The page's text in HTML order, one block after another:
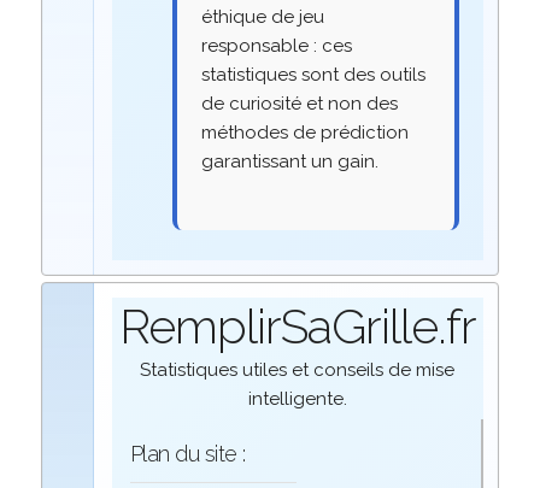
éthique de jeu
responsable : ces
statistiques sont des outils
de curiosité et non des
méthodes de prédiction
garantissant un gain.
RemplirSaGrille.fr
Statistiques utiles et conseils de mise
intelligente.
Plan du site :